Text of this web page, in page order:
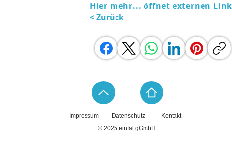
Hier mehr... öffnet externen Link
< Zurück
Impressum Datenschutz
Kontakt
© 2025 einfal gGmbH